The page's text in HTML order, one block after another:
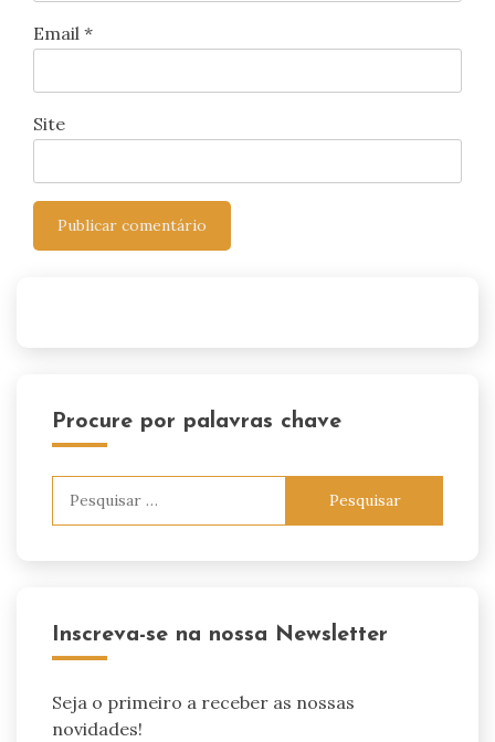
Email *
Site
Procure por palavras chave
Inscreva-se na nossa Newsletter
Seja o primeiro a receber as nossas
novidades!